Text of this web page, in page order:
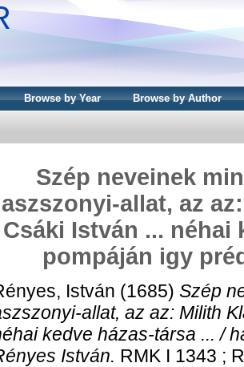
Browse by Year Browse by Author
Szép neveinek
aszszonyi-allat, az
Csáki István ... néhai
pompáján igy
István (1685) Szép
allat, az az: Milith
kedve házas-társa ... /
István. RMK I 1343 ;